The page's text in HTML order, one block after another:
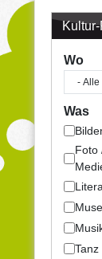
Wo
Was
Foto
Tanz